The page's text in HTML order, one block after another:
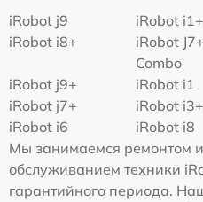
iRobot j9
iRobot i1+
iRobot i8+
iRobot J7+
Combo
iRobot j9+
iRobot i1
iRobot j7+
iRobot i3+
iRobot i6
iRobot i8
Мы занимаемся ремонтом
обслуживанием техники
гарантийного периода.